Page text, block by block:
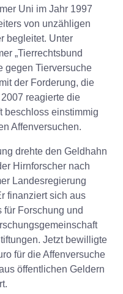
Uni im Jahr 1997
von unzähligen
begleitet. Unter
„Tierrechtsbund
gegen Tierversuche
der Forderung, die
reagierte die
beschloss einstimmig
Affenversuchen.
drehte den Geldhahn
Hirnforscher nach
Landesregierung
finanziert sich aus
für Forschung und
Jetzt bewilligte
für die Affenversuche
öffentlichen Geldern